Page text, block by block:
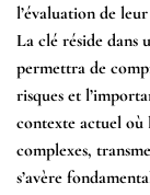
l’évaluation de
La clé réside dans
permettra de
risques et
contexte actuel où
complexes,
s’avère